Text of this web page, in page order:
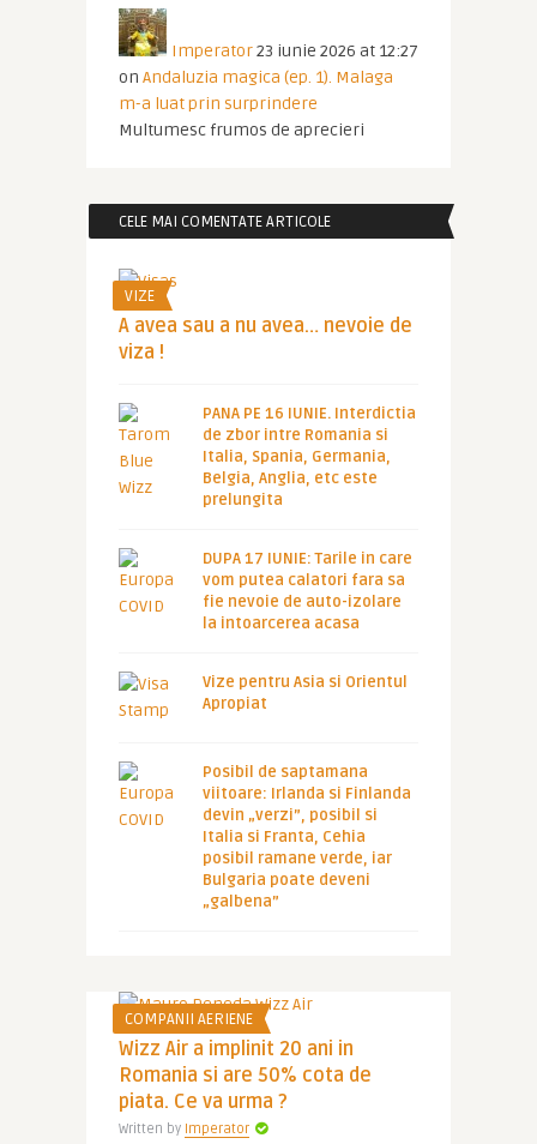
Imperator23 iunie 2026 at 12:27
on Andaluzia magica (ep. 1). Malaga
m-a luat prin surprindere
Multumesc frumos de aprecieri
CELE MAI COMENTATE ARTICOLE
VIZE
A avea sau a nu avea… nevoie de
viza !
PANA PE 16 IUNIE. Interdictia
de zbor intre Romania si
Italia, Spania, Germania,
Belgia, Anglia, etc este
prelungita
DUPA 17 IUNIE: Tarile in care
vom putea calatori fara sa
fie nevoie de auto-izolare
la intoarcerea acasa
Vize pentru Asia si Orientul
Apropiat
Posibil de saptamana
viitoare: Irlanda si Finlanda
devin „verzi”, posibil si
Italia si Franta, Cehia
posibil ramane verde, iar
Bulgaria poate deveni
„galbena”
COMPANII AERIENE
Wizz Air a implinit 20 ani in
Romania si are 50% cota de
piata. Ce va urma ?
Written by Imperator